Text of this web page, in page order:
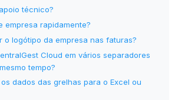
técnico?
empresa rapidamente?
o logótipo da empresa nas faturas?
Cloud em vários separadores
tempo?
dados das grelhas para o Excel ou